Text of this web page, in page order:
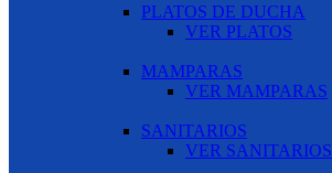
PLATOS DE DUCHA
VER PLATOS
MAMPARAS
VER MAMPARAS
SANITARIOS
VER SANITARIOS